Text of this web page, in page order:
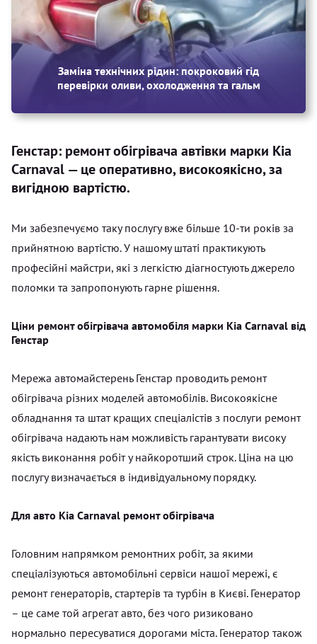
Заміна технічних рідин: покроковий гід
перевірки оливи, охолодження та гальм
Генстар: ремонт обігрівача автівки марки Kia
Carnaval — це оперативно, високоякісно, за
вигідною вартістю.
Ми забезпечуємо таку послугу вже більше 10-ти років за
прийнятною вартістю. У нашому штаті практикують
професійні майстри, які з легкістю діагностують джерело
поломки та запропонують гарне рішення.
Ціни ремонт обігрівача автомобіля марки Kia Carnaval від
Генстар
Мережа автомайстерень Генстар проводить ремонт
обігрівача різних моделей автомобілів. Високоякісне
обладнання та штат кращих спеціалістів з послуги ремонт
обігрівача надають нам можливість гарантувати високу
якість виконання робіт у найкоротший строк. Ціна на цю
послугу визначається в індивідуальному порядку.
Для авто Kia Carnaval ремонт обігрівача
Головним напрямком ремонтних робіт, за якими
спеціалізуються автомобільні сервіси нашої мережі, є
ремонт генераторів, стартерів та турбін в Києві. Генератор
– це саме той агрегат авто, без чого ризиковано
нормально пересуватися дорогами міста. Генератор також